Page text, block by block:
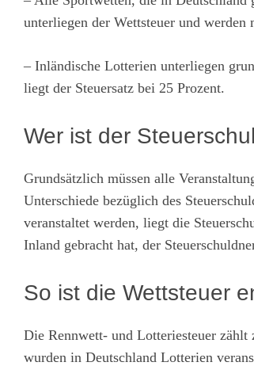
unterliegen der Wettsteuer und werden
– Inländische Lotterien unterliegen
liegt der Steuersatz bei 25 Prozent.
Wer ist der
Grundsätzlich müssen alle
Unterschiede bezüglich des
veranstaltet werden, liegt die
Inland gebracht hat, der
So ist die Wettsteuer
Die Rennwett- und Lotteriesteuer zählt
wurden in Deutschland Lotterien